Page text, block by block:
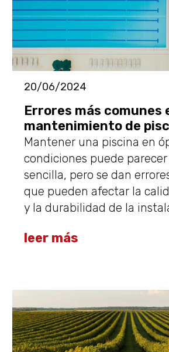
Errores más comunes
mantenimiento de
20/06/2024
Mantener una piscina en
condiciones puede
sencilla, pero se dan
que pueden afectar la
y la durabilidad de la
leer más